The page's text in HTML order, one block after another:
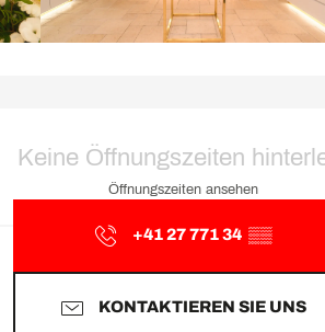
Öffnungszeiten
Keine Öffnungszeiten
Öffnungszeiten ansehen
+41 27 771 34 ▒▒
KONTAKTIEREN SIE UNS